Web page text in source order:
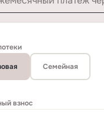
Семейная
взнос